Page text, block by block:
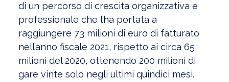
di un percorso di crescita organizzativa e
professionale che l’ha portata a
raggiungere 73 milioni di euro di fatturato
nell’anno fiscale 2021, rispetto ai circa 65
milioni del 2020, ottenendo 200 milioni di
gare vinte solo negli ultimi quindici mesi.